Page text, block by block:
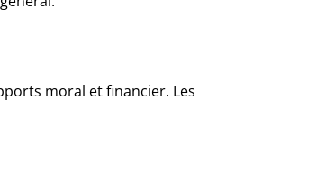
moral et financier. Les